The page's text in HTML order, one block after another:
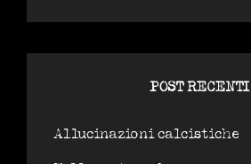
POST RECENTI
Allucinazioni calcistiche